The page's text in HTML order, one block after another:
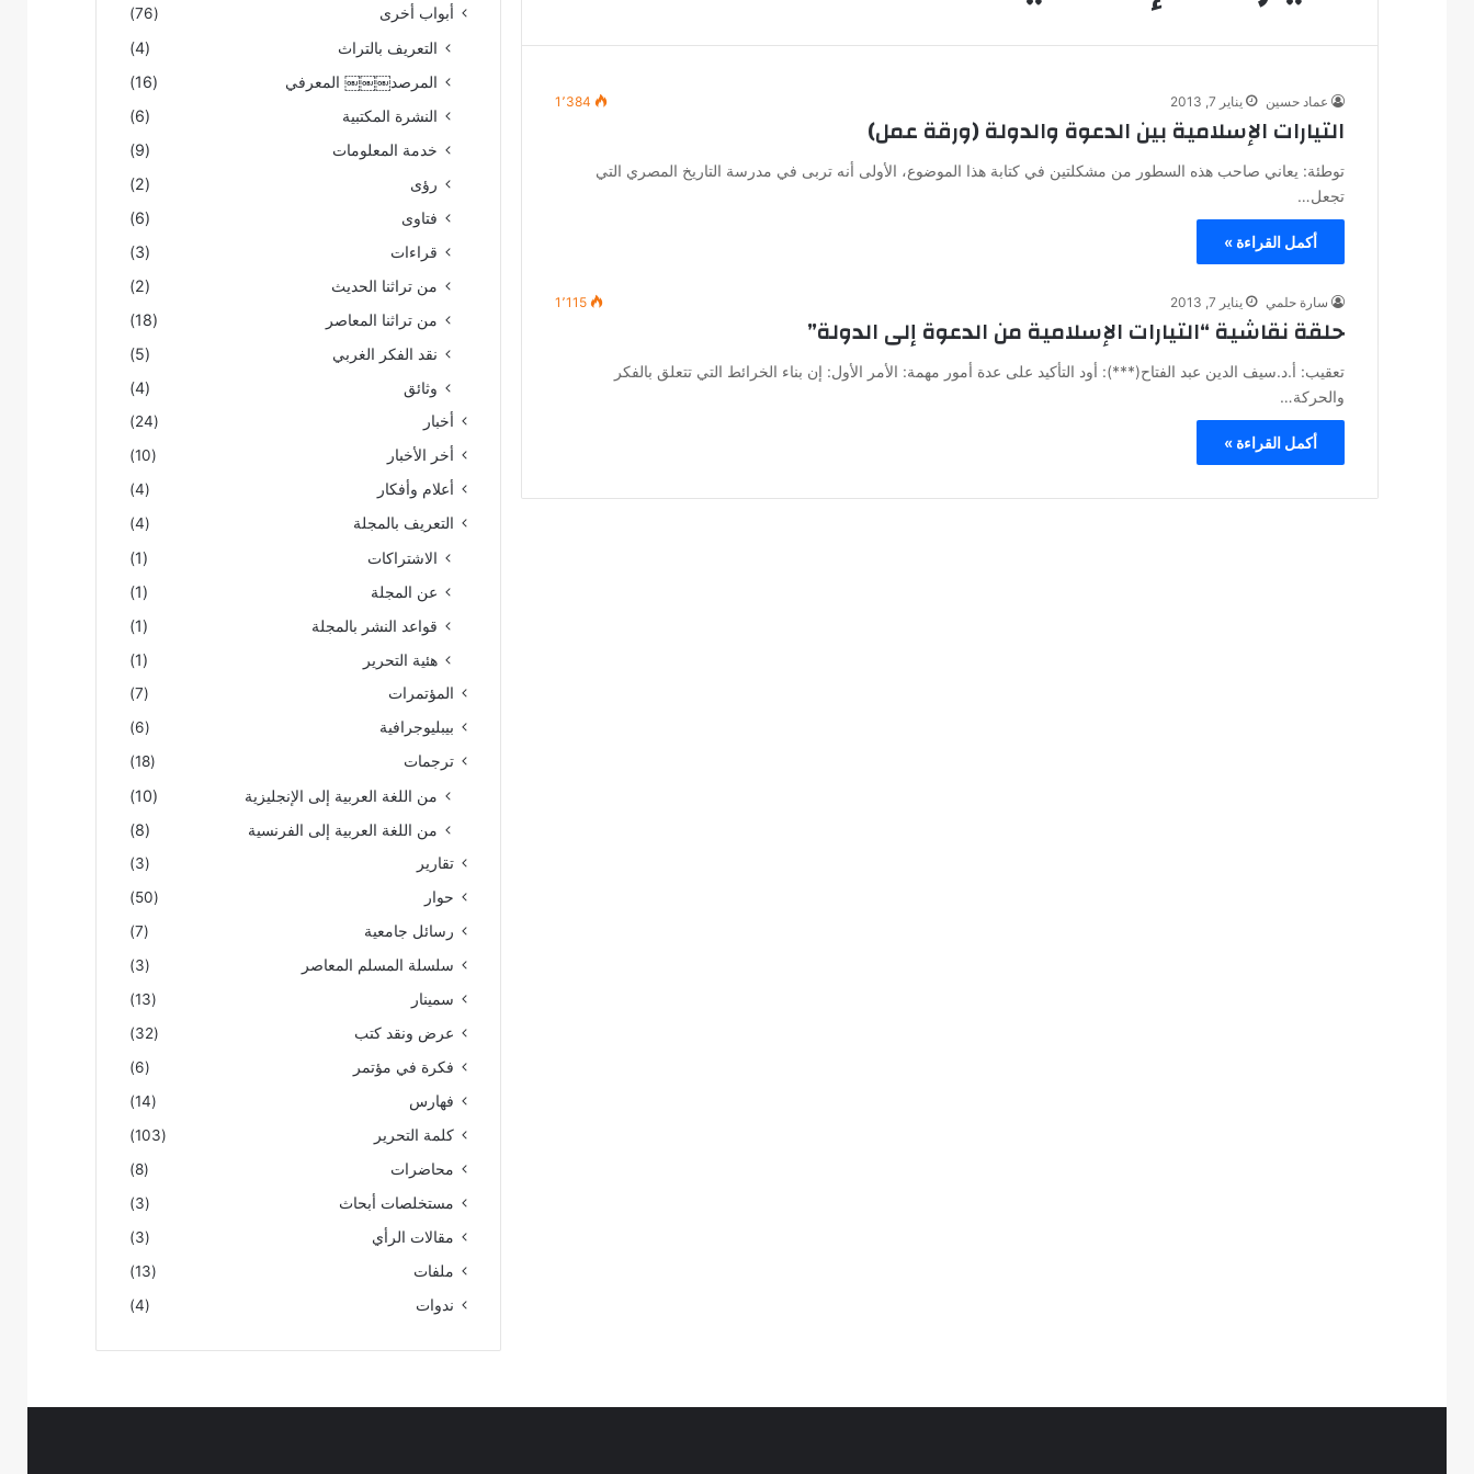
عماد حسين يناير 7, 2013 1٬384
التيارات الإسلامية بين الدعوة والدولة (ورقة عمل)
توطئة: يعاني صاحب هذه السطور من مشكلتين في كتابة هذا الموضوع، الأولى أنه تربى في مدرسة التاريخ المصري التي
تجعل…
أكمل القراءة »
سارة حلمي يناير 7, 2013 1٬115
حلقة نقاشية “التيارات الإسلامية من الدعوة إلى الدولة”
تعقيب: أ.د.سيف الدين عبد الفتاح(***): أود التأكيد على عدة أمور مهمة: الأمر الأول: إن بناء الخرائط التي تتعلق بالفكر
والحركة…
أكمل القراءة »
أبواب أخرى
(76)
التعريف بالتراث
(4)
المرصد￼￼￼ المعرفي
(16)
النشرة المكتبية
(6)
خدمة المعلومات
(9)
رؤى
(2)
فتاوى
(6)
قراءات
(3)
من تراثنا الحديث
(2)
من تراثنا المعاصر
(18)
نقد الفكر الغربي
(5)
وثائق
(4)
أخبار
(24)
أخر الأخبار
(10)
أعلام وأفكار
(4)
التعريف بالمجلة
(4)
الاشتراكات
(1)
عن المجلة
(1)
قواعد النشر بالمجلة
(1)
هئية التحرير
(1)
المؤتمرات
(7)
بيبليوجرافية
(6)
ترجمات
(18)
من اللغة العربية إلى الإنجليزية
(10)
من اللغة العربية إلى الفرنسية
(8)
تقارير
(3)
حوار
(50)
رسائل جامعية
(7)
سلسلة المسلم المعاصر
(3)
سمينار
(13)
عرض ونقد كتب
(32)
فكرة في مؤتمر
(6)
فهارس
(14)
كلمة التحرير
(103)
محاضرات
(8)
مستخلصات أبحاث
(3)
مقالات الرأي
(3)
ملفات
(13)
ندوات
(4)